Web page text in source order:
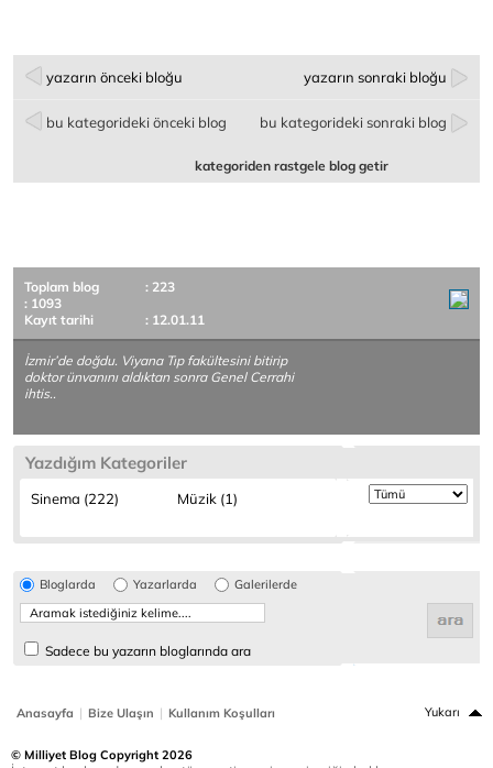
yazarın önceki bloğu yazarın sonraki bloğu
bu kategorideki önceki blog bu kategorideki sonraki blog
kategoriden rastgele blog getir
Toplam blog
: 223
: 1093
Kayıt tarihi
: 12.01.11
İzmir’de doğdu. Viyana Tıp fakültesini bitirip
doktor ünvanını aldıktan sonra Genel Cerrahi
ihtis..
Yazdığım Kategoriler
Sinema (222) Müzik (1)
Bloglarda Yazarlarda Galerilerde
Sadece bu yazarın bloglarında ara
Anasayfa | Bize Ulaşın | Kullanım Koşulları Yukarı
© Milliyet Blog Copyright 2026